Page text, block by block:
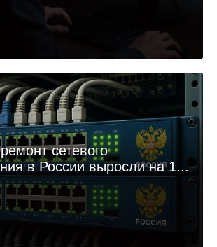
сетевого
в России выросли на 1...